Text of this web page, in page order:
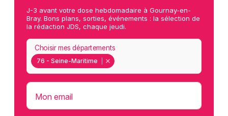
J-3 avant votre dose hebdomadaire à Gournay-en-
Bray. Bons plans, sorties, événements : la sélection de
la rédaction JDS, chaque jeudi.
76 - Seine-Maritime
Choisir mes départements
Mon email